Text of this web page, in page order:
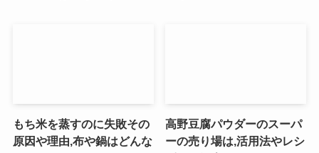
もち米を蒸すのに失敗その
原因や理由,布や鍋はどんな
高野豆腐パウダーのスーパ
ーの売り場は,活用法やレシ